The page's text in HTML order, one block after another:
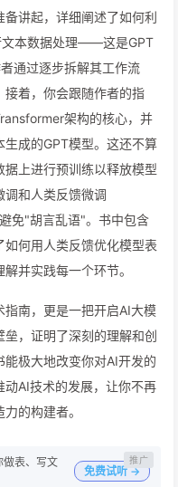
讲起，详细阐述了如何利
文本数据处理——这是GPT
通过逐步拆解其工作流
着，你会跟随作者的指
架构的核心，并
成的GPT模型。这还不算
上进行预训练以释放模型
调和人类反馈微调
免"胡言乱语"。书中包含
何用人类反馈优化模型表
并实践每一个环节。
指南，更是一把开启AI大模
，证明了深刻的理解和创
极大地改变你对AI开发的
AI技术的发展，让你不再
的构建者。
做表、写文
免费试听 →